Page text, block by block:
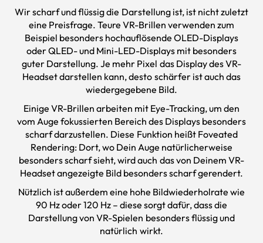
Wir scharf und flüssig die Darstellung ist, ist nicht zuletzt
eine Preisfrage. Teure VR-Brillen verwenden zum
Beispiel besonders hochauflösende OLED-Displays
oder QLED- und Mini-LED-Displays mit besonders
guter Darstellung. Je mehr Pixel das Display des VR-
Headset darstellen kann, desto schärfer ist auch das
wiedergegebene Bild.
Einige VR-Brillen arbeiten mit Eye-Tracking, um den
vom Auge fokussierten Bereich des Displays besonders
scharf darzustellen. Diese Funktion heißt Foveated
Rendering: Dort, wo Dein Auge natürlicherweise
besonders scharf sieht, wird auch das von Deinem VR-
Headset angezeigte Bild besonders scharf gerendert.
Nützlich ist außerdem eine hohe Bildwiederholrate wie
90 Hz oder 120 Hz – diese sorgt dafür, dass die
Darstellung von VR-Spielen besonders flüssig und
natürlich wirkt.